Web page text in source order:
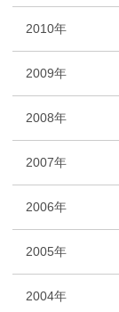
2010年
2009年
2008年
2007年
2006年
2005年
2004年